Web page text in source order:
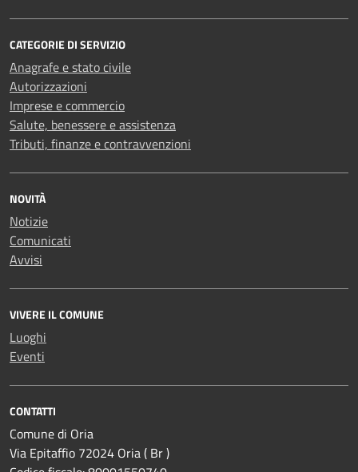
CATEGORIE DI SERVIZIO
Anagrafe e stato civile
Autorizzazioni
Imprese e commercio
Salute, benessere e assistenza
Tributi, finanze e contravvenzioni
NOVITÀ
Notizie
Comunicati
Avvisi
VIVERE IL COMUNE
Luoghi
Eventi
CONTATTI
Comune di Oria
Via Epitaffio 72024 Oria ( Br )